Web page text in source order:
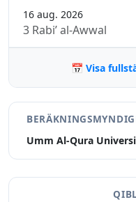
16 aug. 2026
3 Rabi’ al-Awwal
📅 Visa
Umm Al-Qura